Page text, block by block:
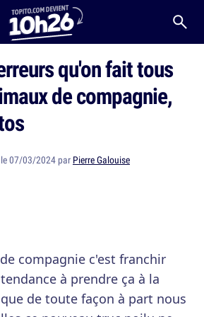
qu'on fait tous
de compagnie,
07/03/2024 par Pierre Galouise
compagnie c'est franchir
à prendre ça à la
de toute façon à part nous